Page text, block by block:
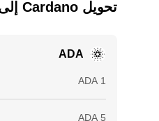
تحويل ‏Cardano إلى ‏بيزو فلبيني
ADA